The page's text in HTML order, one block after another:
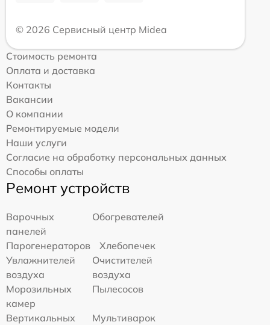
© 2026 Сервисный центр Midea
Стоимость ремонта
Оплата и доставка
Контакты
Вакансии
О компании
Ремонтируемые модели
Наши услуги
Согласие на обработку персональных данных
Способы оплаты
Ремонт устройств
Варочных
панелей
Обогревателей
Парогенераторов
Хлебопечек
Увлажнителей
воздуха
Очистителей
воздуха
Морозильных
камер
Пылесосов
Вертикальных
Мультиварок